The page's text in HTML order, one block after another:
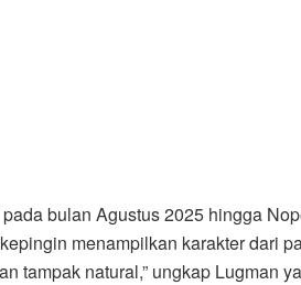
bulan Agustus 2025 hingga
menampilkan karakter dari
tampak natural,” ungkap Lugman